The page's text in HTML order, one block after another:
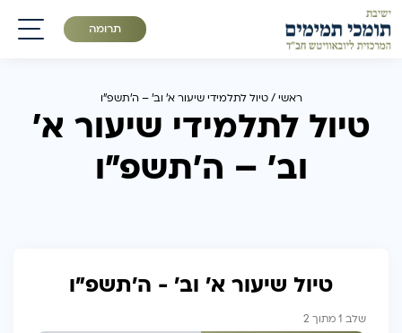
תרומה
תפריט
ראשי/טיול לתלמידי שיעור א׳ וב׳ – ה׳תשפ״ו
טיול לתלמידי שיעור א׳
וב׳ – ה׳תשפ״ו
טיול שיעור א׳ וב׳ - ה׳תשפ״ו
שלב 1 מתוך 2